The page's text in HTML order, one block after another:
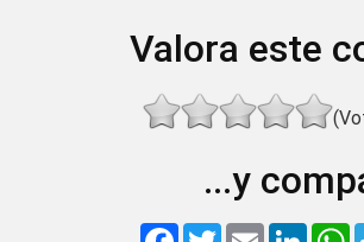
Valora este
...y
F
T
E
L
W